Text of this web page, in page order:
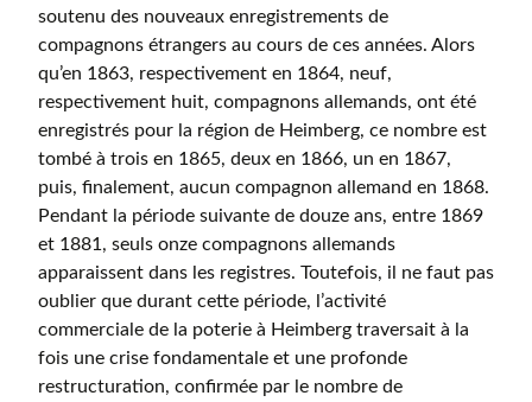
soutenu des nouveaux enregistrements de
compagnons étrangers au cours de ces années. Alors
qu’en 1863, respectivement en 1864, neuf,
respectivement huit, compagnons allemands, ont été
enregistrés pour la région de Heimberg, ce nombre est
tombé à trois en 1865, deux en 1866, un en 1867,
puis, finalement, aucun compagnon allemand en 1868.
Pendant la période suivante de douze ans, entre 1869
et 1881, seuls onze compagnons allemands
apparaissent dans les registres. Toutefois, il ne faut pas
oublier que durant cette période, l’activité
commerciale de la poterie à Heimberg traversait à la
fois une crise fondamentale et une profonde
restructuration, confirmée par le nombre de